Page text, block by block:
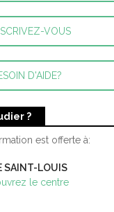
VOUS
D'AIDE?
?
est offerte à:
SAINT-LOUIS
le centre